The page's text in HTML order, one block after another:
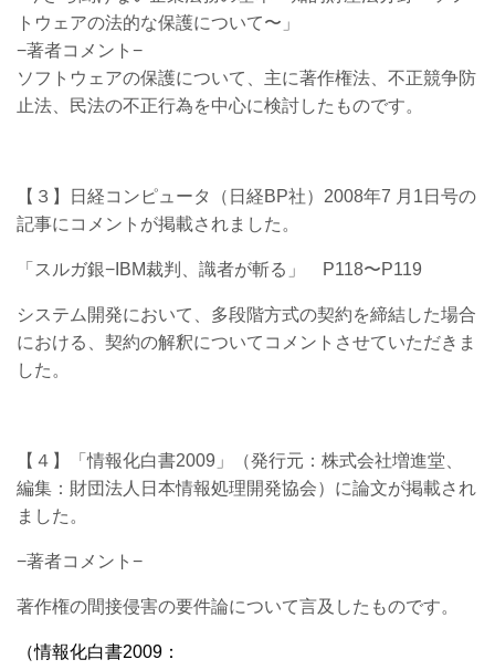
トウェアの法的な保護について〜」
−著者コメント−
ソフトウェアの保護について、主に著作権法、不正競争防
止法、民法の不正行為を中心に検討したものです。
【３】日経コンピュータ（日経BP社）2008年7 月1日号の
記事に コメントが掲載されました。
「スルガ銀−IBM裁判、識者が斬る」 P118〜P119
システム開発において、多段階方式の契約を締結した場合
における、契約の解釈についてコメントさせていただきま
した。
【４】「情報化白書2009」（発行元：株式会社増進堂、
編集：財団法人日本情報処理開発協会）に論文が掲載され
ました。
−著者コメント−
著作権の間接侵害の要件論について言及したものです。
（情報化白書2009：